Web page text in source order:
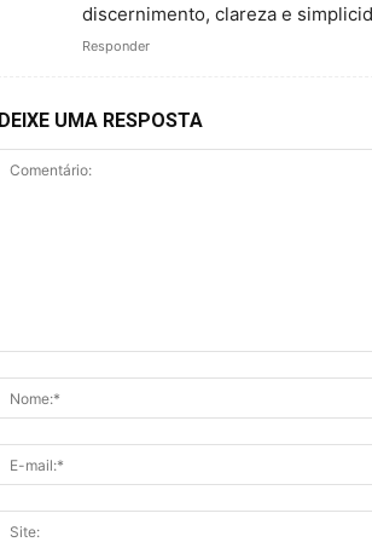
discernimento, clareza e
Responder
DEIXE UMA RESPOSTA